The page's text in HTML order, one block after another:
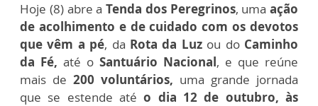
Hoje (8) abre a Tenda dos Peregrinos, uma ação
de acolhimento e de cuidado com os devotos
que vêm a pé, da Rota da Luz ou do Caminho
da Fé, até o Santuário Nacional, e que reúne
mais de 200 voluntários, uma grande jornada
que se estende atéo dia 12 de outubro, às